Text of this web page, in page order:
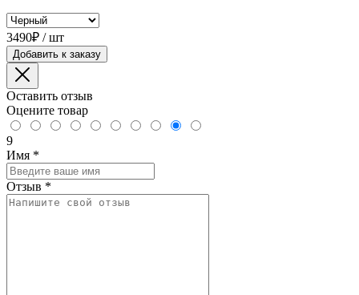
3490₽ / шт
Добавить к заказу
Оставить отзыв
Оцените товар
9
Имя *
Отзыв *